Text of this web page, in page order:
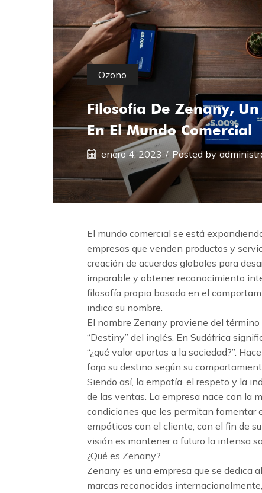
Ozono
Filosofía De Zenany,
En El Mundo Comercial
enero 4, 2023 / Posted by
El mundo comercial se está
empresas que venden productos y
creación de acuerdos globales para
imparable y obtener reconocimiento
filosofía propia basada en el
indica su nombre.
El nombre Zenany proviene del
“Destiny” del inglés. En Sudáfrica
“¿qué valor aportas a la sociedad?”.
forja su destino según su
Siendo así, la empatía, el respeto y la
de las ventas. La empresa nace con la
condiciones que les permitan fomentar
empáticos con el cliente, con el fin de
visión es mantener a futuro la intensa
¿Qué es Zenany?
Zenany es una empresa que se dedica
marcas reconocidas